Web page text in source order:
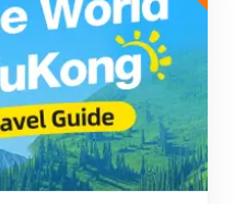
盖小学1至6年级。
递进的优质英文读
故事，也有引人深思
水平与兴趣偏好，
孩子的想象力、培
其认知边界与英语能